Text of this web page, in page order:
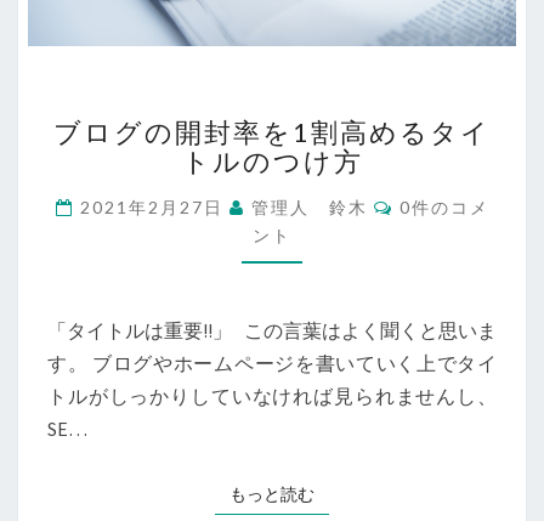
ロ
グ
開
封
率
1
割
高
め
イ
ト
ブログの開封率を1割高めるタイ
トルのつけ方
2021年2月27日 管理人 鈴木
コ
メ
0件のコメ
ント
「タイトルは重要!!」 この言葉はよく聞くと思いま
す。 ブログやホームページを書いていく上でタイ
トルがしっかりしていなければ見られませんし、
SE…
もっと読むもっと読む